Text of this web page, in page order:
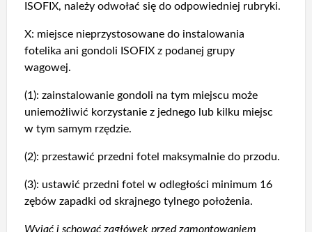
ISOFIX, należy odwołać się do odpowiedniej rubryki.
X: miejsce nieprzystosowane do instalowania
fotelika ani gondoli ISOFIX z podanej grupy
wagowej.
(1): zainstalowanie gondoli na tym miejscu może
uniemożliwić korzystanie z jednego lub kilku miejsc
w tym samym rzędzie.
(2): przestawić przedni fotel maksymalnie do przodu.
(3): ustawić przedni fotel w odległości minimum 16
zębów zapadki od skrajnego tylnego położenia.
Wyjąć i schować zagłówek przed zamontowaniem